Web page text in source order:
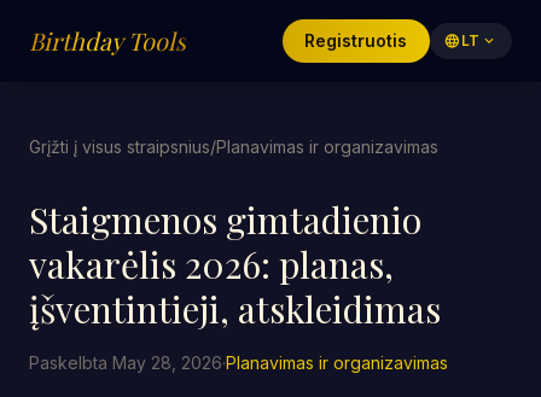
Birthday Tools Registruotis language LT expand_more
Grįžti į visus straipsnius/Planavimas ir organizavimas
Staigmenos gimtadienio
vakarėlis 2026: planas,
įšventintieji, atskleidimas
Paskelbta May 28, 2026·Planavimas ir organizavimas